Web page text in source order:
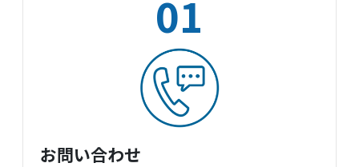
01
お問い合わせ